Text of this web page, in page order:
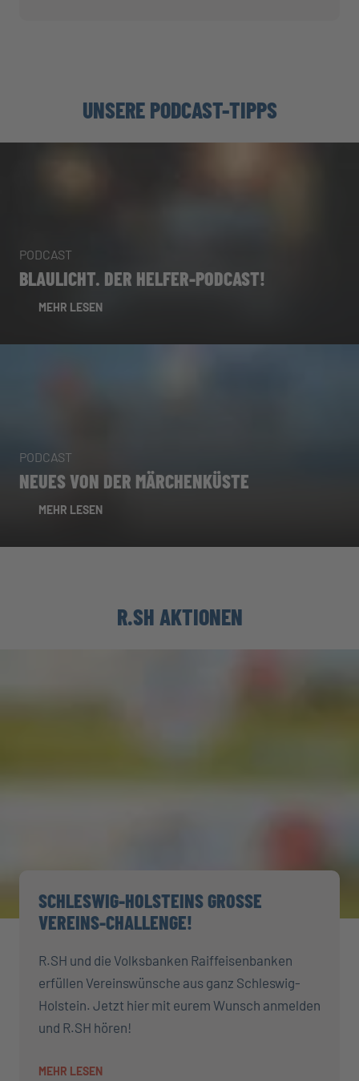
UNSERE PODCAST-TIPPS
PODCAST
BLAULICHT. DER HELFER-PODCAST!
MEHR LESEN
PODCAST
NEUES VON DER MÄRCHENKÜSTE
MEHR LESEN
R.SH AKTIONEN
SCHLESWIG-HOLSTEINS GROSSE V
EREINS-CHALLENGE!
R.SH und die Volksbanken Raiffeisenbanken
erfüllen Vereinswünsche aus ganz Schleswig-
Holstein. Jetzt hier mit eurem Wunsch anmelden
und R.SH hören!
MEHR LESEN